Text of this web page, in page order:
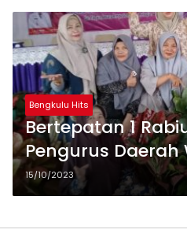
Bengkulu Hits
Bertepatan 1
Pengurus
Bengkulu Utara
15/10/2023